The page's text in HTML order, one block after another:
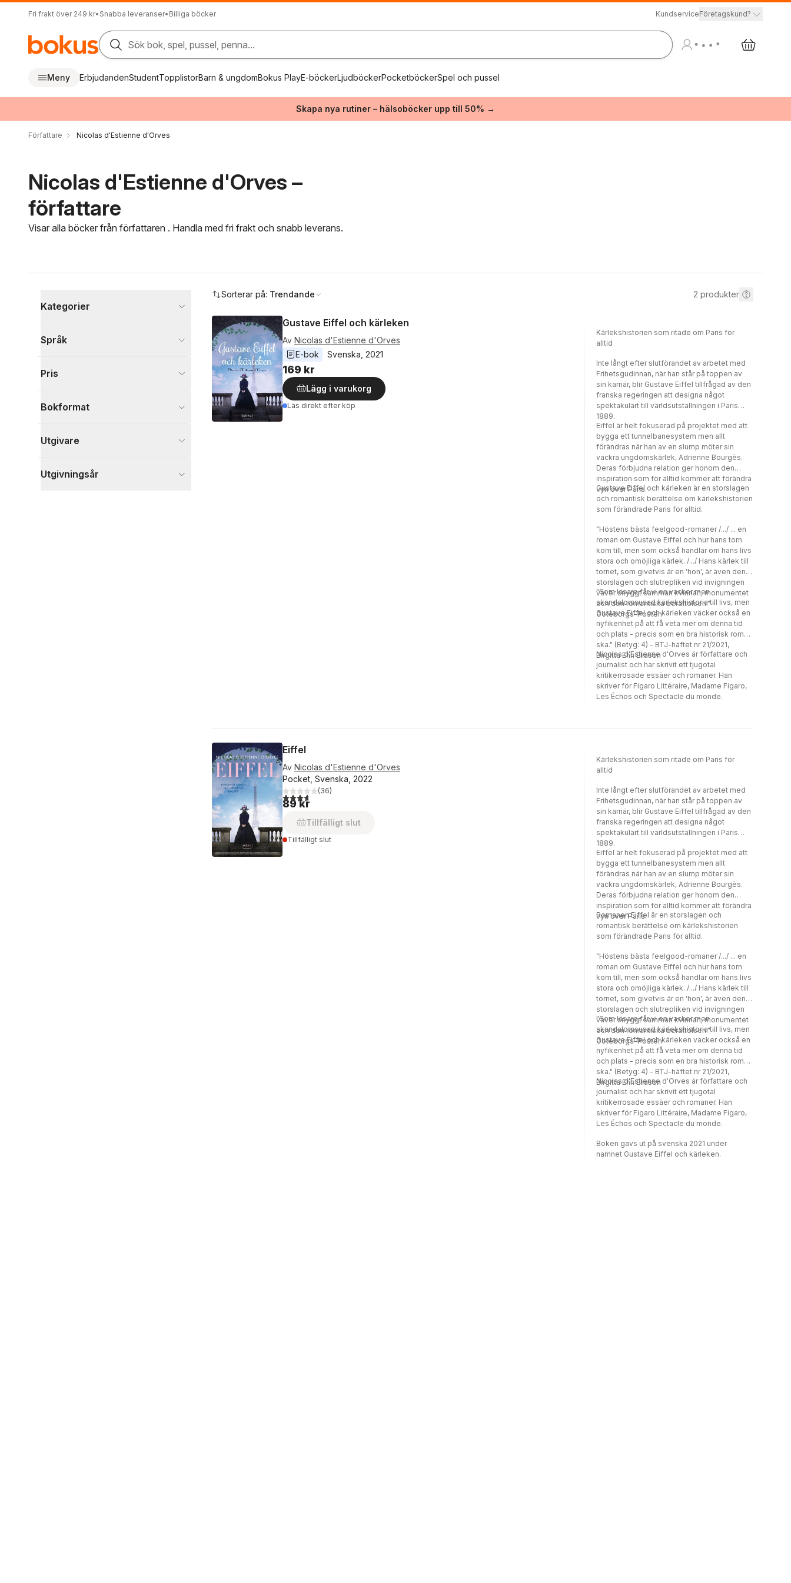
Fri frakt över 249 kr• Snabba leveranser• Billiga böcker KundserviceFöretagskund?
Sök bok, spel, pussel, penna...
Meny ErbjudandenStudentTopplistorBarn & ungdomBokus PlayE-böckerLjudböckerPocketböckerSpel och pussel
Skapa nya rutiner – hälsoböcker upp till 50% →
Författare Nicolas d'Estienne d'Orves
Nicolas d'Estienne d'Orves –
författare
Visar alla böcker från författaren . Handla med fri frakt och snabb leverans.
Kategorier
Visa fler
Språk
Pris
Bokformat
Utgivare
Utgivningsår
Sorterar på: Trendande 2 produkter
Gustave Eiffel och kärleken
Av Nicolas d'Estienne d'Orves
E-bok
Svenska 2021
169 kr
Lägg i varukorg
Läs direkt efter köp
Kärlekshistorien som ritade om Paris för
alltid
Inte långt efter slutförandet av arbetet med
Frihetsgudinnan, när han står på toppen av
sin karriär, blir Gustave Eiffel tillfrågad av den
franska regeringen att designa något
spektakulärt till världsutställningen i Paris
1889.
Eiffel är helt fokuserad på projektet med att
bygga ett tunnelbanesystem men allt
förändras när han av en slump möter sin
vackra ungdomskärlek, Adrienne Bourgès.
Deras förbjudna relation ger honom den
inspiration som för alltid kommer att förändra
vyn över Paris.
Gustave Eiffel och kärleken är en storslagen
och romantisk berättelse om kärlekshistorien
som förändrade Paris för alltid.
"Höstens bästa feelgood-romaner /.../ ... en
roman om Gustave Eiffel och hur hans torn
kom till, men som också handlar om hans livs
stora och omöjliga kärlek. /.../ Hans kärlek till
tornet, som givetvis är en 'hon', är även den
storslagen och slutrepliken vid invigningen
väver snyggt samman kvinnan, monumentet
och den romantiska berättelsen." -
Göteborgs-Posten
"Som läsare får vi en vacker men
skandalomsusad kärlekshistoria till livs, men
Gustave Eiffel och kärleken väcker också en
nyfikenhet på att få veta mer om denna tid
och plats - precis som en bra historisk roman
ska." (Betyg: 4) - BTJ-häftet nr 21/2021,
Birgitta Ehn Eliason
Nicolas d'Estienne d'Orves är författare och
journalist och har skrivit ett tjugotal
kritikerrosade essäer och romaner. Han
skriver för Figaro Littéraire, Madame Figaro,
Les Échos och Spectacle du monde.
Eiffel
Av Nicolas d'Estienne d'Orves
Pocket, Svenska, 2022
3,7utav 5 stjärnor. Totalt antal röster:
(36)
89 kr
Tillfälligt slut
Tillfälligt slut
Kärlekshistorien som ritade om Paris för
alltid
Inte långt efter slutförandet av arbetet med
Frihetsgudinnan, när han står på toppen av
sin karriär, blir Gustave Eiffel tillfrågad av den
franska regeringen att designa något
spektakulärt till världsutställningen i Paris
1889.
Eiffel är helt fokuserad på projektet med att
bygga ett tunnelbanesystem men allt
förändras när han av en slump möter sin
vackra ungdomskärlek, Adrienne Bourgès.
Deras förbjudna relation ger honom den
inspiration som för alltid kommer att förändra
vyn över Paris.
Romanen Eiffel är en storslagen och
romantisk berättelse om kärlekshistorien
som förändrade Paris för alltid.
"Höstens bästa feelgood-romaner /.../ ... en
roman om Gustave Eiffel och hur hans torn
kom till, men som också handlar om hans livs
stora och omöjliga kärlek. /.../ Hans kärlek till
tornet, som givetvis är en 'hon', är även den
storslagen och slutrepliken vid invigningen
väver snyggt samman kvinnan, monumentet
och den romantiska berättelsen." -
Göteborgs-Posten
"Som läsare får vi en vacker men
skandalomsusad kärlekshistoria till livs, men
Gustave Eiffel och kärleken väcker också en
nyfikenhet på att få veta mer om denna tid
och plats - precis som en bra historisk roman
ska." (Betyg: 4) - BTJ-häftet nr 21/2021,
Birgitta Ehn Eliason
Nicolas d'Estienne d'Orves är författare och
journalist och har skrivit ett tjugotal
kritikerrosade essäer och romaner. Han
skriver för Figaro Littéraire, Madame Figaro,
Les Échos och Spectacle du monde.
Boken gavs ut på svenska 2021 under
namnet Gustave Eiffel och kärleken.